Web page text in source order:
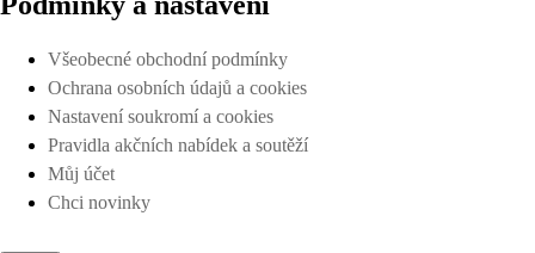
Všeobecné obchodní podmínky
Ochrana osobních údajů a cookies
Nastavení soukromí a cookies
Pravidla akčních nabídek a soutěží
Můj účet
Chci novinky